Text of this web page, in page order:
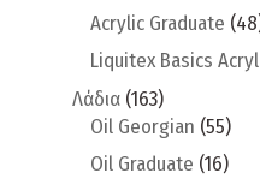
Acrylic Graduate
Liquitex Basics
Λάδια (163)
Oil Georgian (55)
Oil Graduate (16)